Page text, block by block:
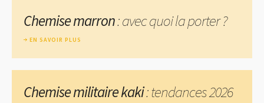
Chemise marron: avec quoi la porter ?
EN SAVOIR PLUS
Chemise militaire kaki: tendances 2026